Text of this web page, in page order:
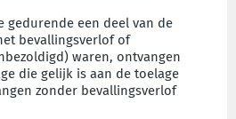
gedurende een deel van de
bevallingsverlof of
waren, ontvangen
die gelijk is aan de toelage
zonder bevallingsverlof